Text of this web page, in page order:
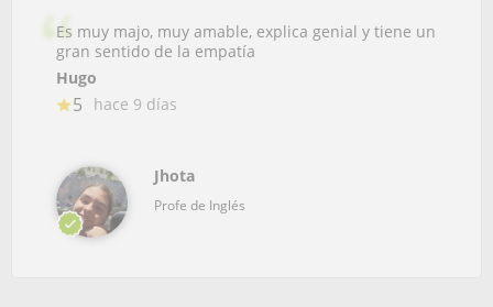
Es muy majo, muy amable, explica genial y tiene un
gran sentido de la empatía
Hugo
5 hace 9 días
Jhota
Profe de Inglés